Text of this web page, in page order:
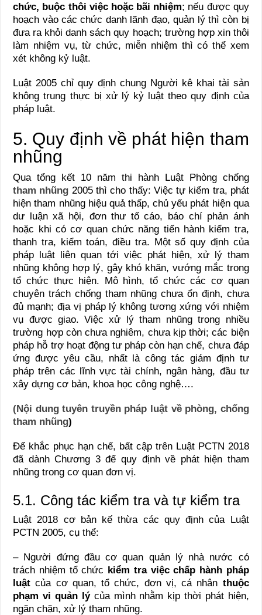
chức, buộc thôi việc hoặc bãi nhiệm; nếu được quy
hoạch vào các chức danh lãnh đạo, quản lý thì còn bị
đưa ra khỏi danh sách quy hoạch; trường hợp xin thôi
làm nhiệm vụ, từ chức, miễn nhiệm thì có thể xem
xét không kỷ luật.
Luật 2005 chỉ quy định chung Người kê khai tài sản
không trung thực bị xử lý kỷ luật theo quy định của
pháp luật.
5. Quy định về phát hiện tham
nhũng
Qua tổng kết 10 năm thi hành Luật Phòng chống
tham nhũng 2005 thì cho thấy: Việc tự kiểm tra, phát
hiện tham nhũng hiệu quả thấp, chủ yếu phát hiện qua
dư luận xã hội, đơn thư tố cáo, báo chí phản ánh
hoặc khi có cơ quan chức năng tiến hành kiểm tra,
thanh tra, kiểm toán, điều tra. Một số quy định của
pháp luật liên quan tới việc phát hiện, xử lý tham
nhũng không hợp lý, gây khó khăn, vướng mắc trong
tổ chức thực hiện. Mô hình, tổ chức các cơ quan
chuyên trách chống tham nhũng chưa ổn định, chưa
đủ mạnh; địa vị pháp lý không tương xứng với nhiệm
vụ được giao. Việc xử lý tham nhũng trong nhiều
trường hợp còn chưa nghiêm, chưa kịp thời; các biện
pháp hỗ trợ hoạt động tư pháp còn hạn chế, chưa đáp
ứng được yêu cầu, nhất là công tác giám định tư
pháp trên các lĩnh vực tài chính, ngân hàng, đầu tư
xây dựng cơ bản, khoa học công nghệ….
(Nội dung tuyên truyền pháp luật về phòng, chống
tham nhũng)
Để khắc phục hạn chế, bất cập trên Luật PCTN 2018
đã dành Chương 3 để quy định về phát hiện tham
nhũng trong cơ quan đơn vị.
5.1. Công tác kiểm tra và tự kiểm tra
Luật 2018 cơ bản kế thừa các quy định của Luật
PCTN 2005, cụ thể:
– Người đứng đầu cơ quan quản lý nhà nước có
trách nhiệm tổ chức kiểm tra việc chấp hành pháp
luật của cơ quan, tổ chức, đơn vị, cá nhân thuộc
phạm vi quản lýcủa mình nhằm kịp thời phát hiện,
ngăn chặn, xử lý tham nhũng.